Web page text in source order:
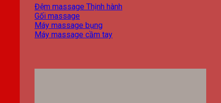
Đệm massage
Gối massage
Máy massage bụng
Máy massage cầm tay